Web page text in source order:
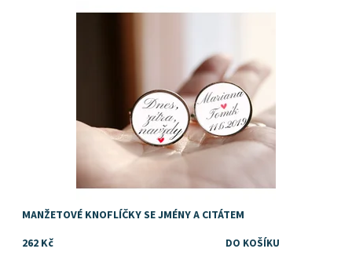
MANŽETOVÉ KNOFLÍČKY SE JMÉNY A CITÁTEM
262 Kč